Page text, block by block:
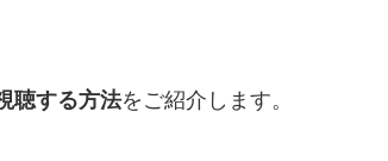
聴する方法をご紹介します。